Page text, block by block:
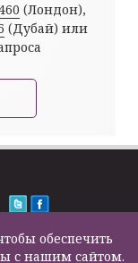
(Лондон),
(Дубай) или
2000 – 2026©
обеспечить
с нашим сайтом.